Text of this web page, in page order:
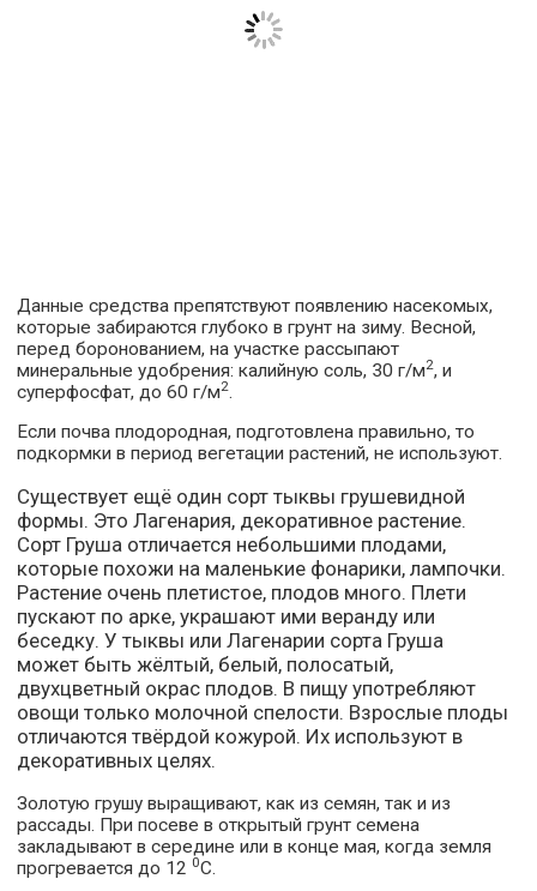
Данные средства препятствуют появлению насекомых,
которые забираются глубоко в грунт на зиму. Весной,
перед боронованием, на участке рассыпают
минеральные удобрения: калийную соль, 30 г/м2, и
суперфосфат, до 60 г/м2.
Если почва плодородная, подготовлена правильно, то
подкормки в период вегетации растений, не используют.
Существует ещё один сорт тыквы грушевидной
формы. Это Лагенария, декоративное растение.
Сорт Груша отличается небольшими плодами,
которые похожи на маленькие фонарики, лампочки.
Растение очень плетистое, плодов много. Плети
пускают по арке, украшают ими веранду или
беседку. У тыквы или Лагенарии сорта Груша
может быть жёлтый, белый, полосатый,
двухцветный окрас плодов. В пищу употребляют
овощи только молочной спелости. Взрослые плоды
отличаются твёрдой кожурой. Их используют в
декоративных целях.
Золотую грушу выращивают, как из семян, так и из
рассады. При посеве в открытый грунт семена
закладывают в середине или в конце мая, когда земля
прогревается до 12 0С.